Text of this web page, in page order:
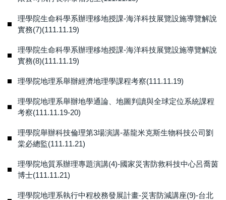
理學院生命科學系辦理移地授課-海洋科技展覽設施導覽解說
實務(7)(111.11.19)
理學院生命科學系辦理移地授課-海洋科技展覽設施導覽解說
實務(8)(111.11.19)
理學院地理系舉辦經濟地理學課程考察(111.11.19)
理學院地理系舉辦地學通論、地圖判讀與全球定位系統課程
考察(111.11.19-20)
理學院舉辦科技倫理第3場演講-基龍米克斯生物科技公司劉
棠必總監(111.11.21)
理學院地質系辦理專題演講(4)-國家災害防救科技中心呂喬茵
博士(111.11.21)
理學院地理系執行中程校務發展計畫-災害防減講座(9)-台北